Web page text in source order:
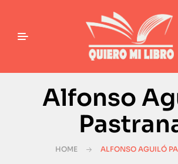
Alfonso
HOME ALFONSO AGUILÓ